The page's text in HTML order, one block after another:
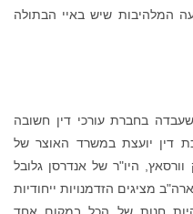
המלהיבות שיש באיי הבתולה
שעבדה בחברת עורכי דין חשובה
דין יועצת במשרד האוצר של
היו"ר של אנדרסן גלובל
מציגים הזדמנויות ייחודיות